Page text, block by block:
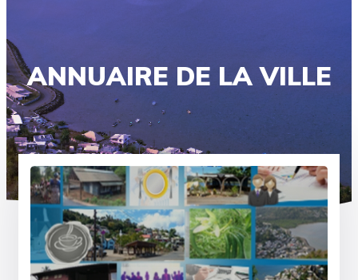
ANNUAIRE DE LA VILLE